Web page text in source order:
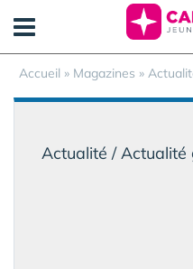
Accueil » Magazines »
Actualité / Actualité
Panneau de gestion des cookies